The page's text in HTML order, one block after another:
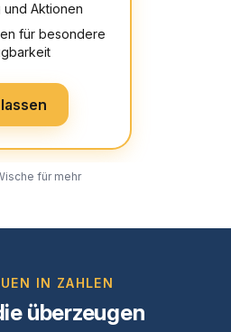
und Aktionen
für besondere
für mehr
IN ZAHLEN
überzeugen